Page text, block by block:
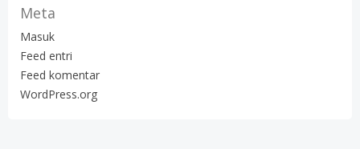
Meta
Masuk
Feed entri
Feed komentar
WordPress.org